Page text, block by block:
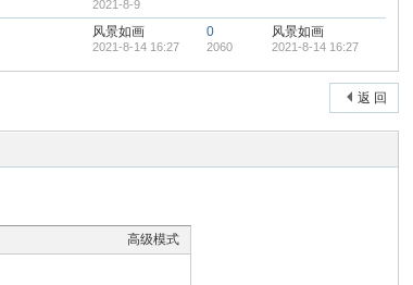
2021-8-9
风景如画
2021-8-14 16:27
0
2060
风景如画
2021-8-14 16:27
返 回
高级模式